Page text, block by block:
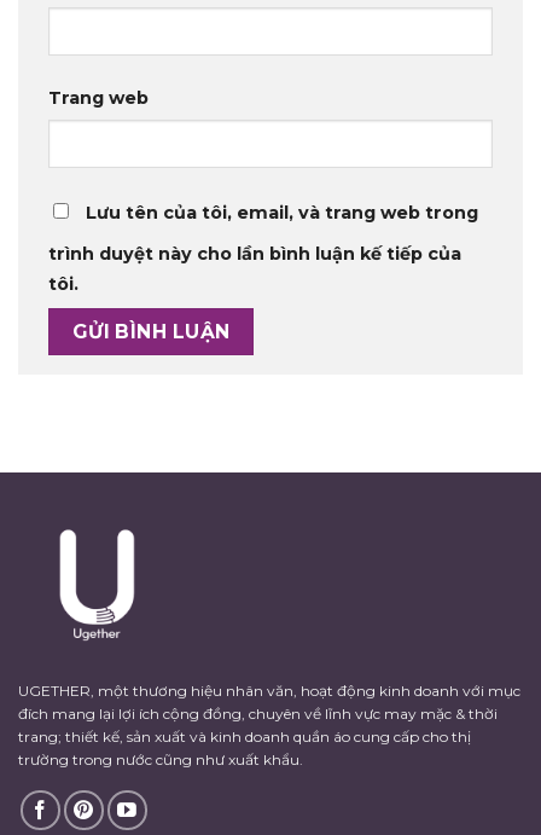
Trang web
Lưu tên của tôi, email, và trang web trong
trình duyệt này cho lần bình luận kế tiếp của
tôi.
UGETHER, một thương hiệu nhân văn, hoạt động kinh doanh với mục
đích mang lại lợi ích cộng đồng, chuyên về lĩnh vực may mặc & thời
trang; thiết kế, sản xuất và kinh doanh quần áo cung cấp cho thị
trường trong nước cũng như xuất khẩu.